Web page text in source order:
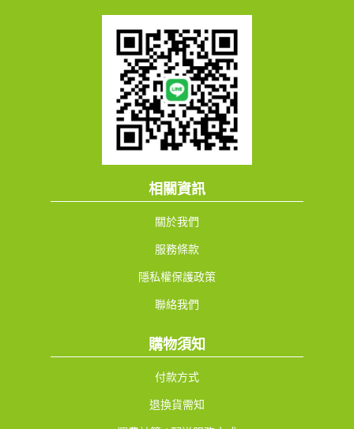
相關資訊
關於我們
服務條款
隱私權保護政策
聯絡我們
購物須知
付款方式
退換貨需知